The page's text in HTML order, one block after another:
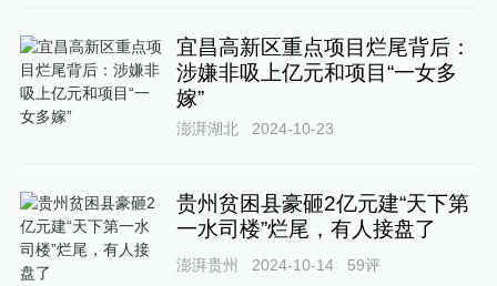
宜昌高新区重点项目烂尾背后：
涉嫌非吸上亿元和项目“一女多
嫁”
澎湃湖北 2024-10-23
贵州贫困县豪砸2亿元建“天下第
一水司楼”烂尾，有人接盘了
澎湃贵州 2024-10-14 59评